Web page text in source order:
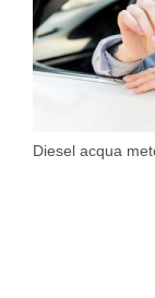
Diesel acqua